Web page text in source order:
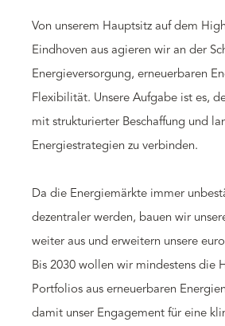
Von unserem Hauptsitz auf dem
Eindhoven aus agieren wir an der
Energieversorgung, erneuerbaren
Flexibilität. Unsere Aufgabe ist es,
mit strukturierter Beschaffung und
Energiestrategien zu verbinden.
Da die Energiemärkte immer
dezentraler werden, bauen wir
weiter aus und erweitern unsere
Bis 2030 wollen wir mindestens die
Portfolios aus erneuerbaren
damit unser Engagement für eine